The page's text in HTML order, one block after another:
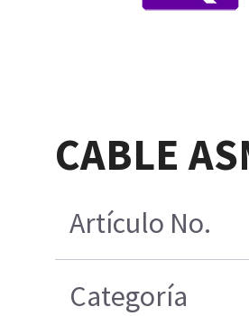
CABLE
Artículo No.
Categoría